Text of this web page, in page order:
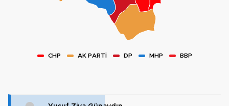
CHP AK PARTİ DP MHP BBP